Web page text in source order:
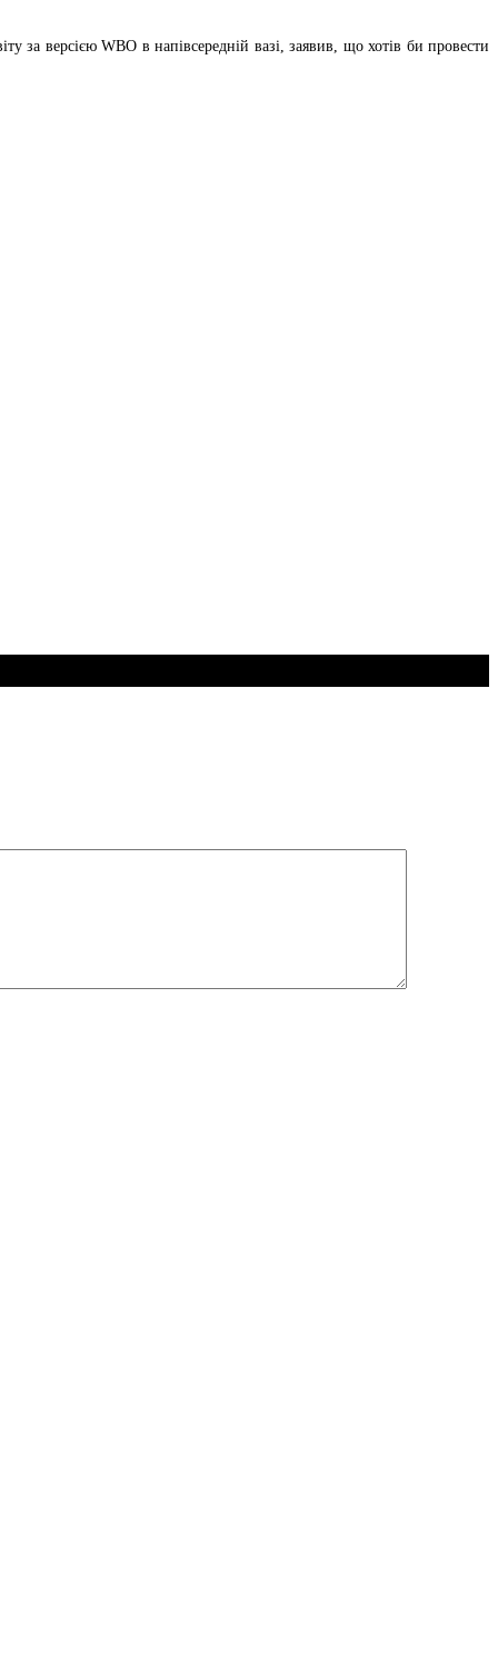
за версією WBO в напівсередній вазі, заявив, що хотів би провести